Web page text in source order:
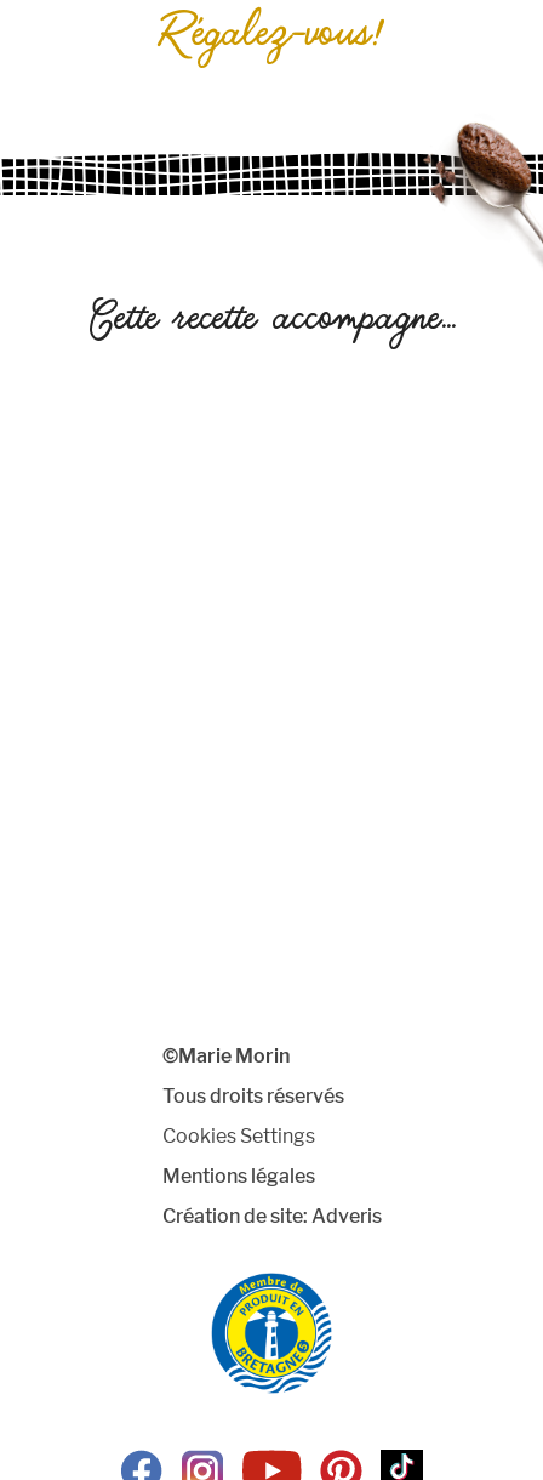
Régalez-vous!
Cette recette accompagne...
©Marie Morin
Tous droits réservés
Cookies Settings
Mentions légales
Création de site: Adveris